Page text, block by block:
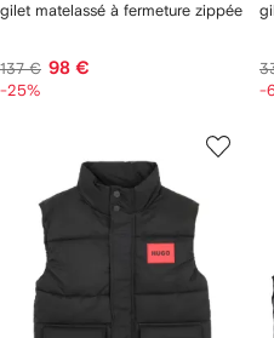
gilet matelassé à fermeture zippée
137 € 98 €
-25% -